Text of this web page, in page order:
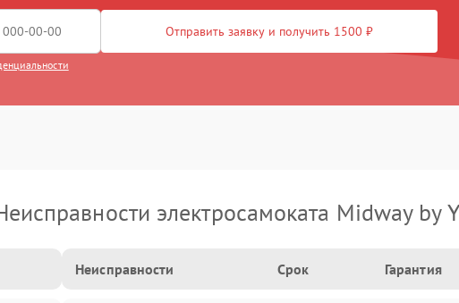
Отправить заявку и получить 1500 ₽
электросамоката Midway by
Неисправности Срок Гарантия